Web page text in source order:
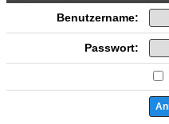
Benutzername:
Passwort: